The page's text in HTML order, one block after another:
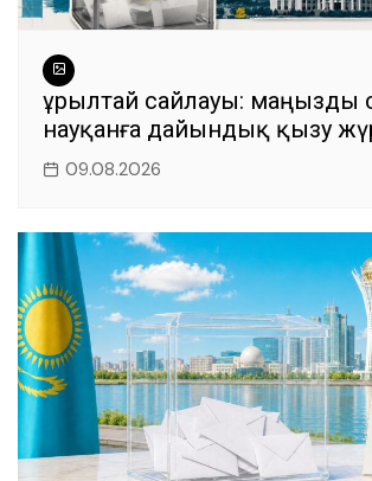
Құрылтай сайлауы: маңызды
науқанға дайындық қызу
09.08.2026